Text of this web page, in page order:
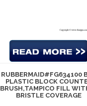
RUBBERMAID#FG634100
PLASTIC BLOCK
BRUSH,TAMPICO FILL
BRISTLE COVERAGE